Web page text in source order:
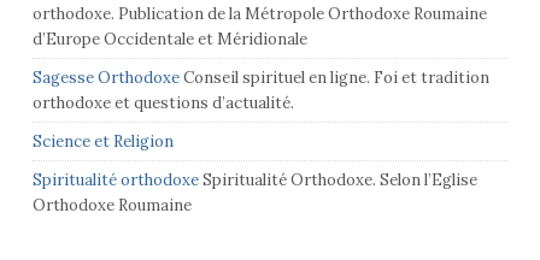
orthodoxe. Publication de la Métropole Orthodoxe Roumaine
d’Europe Occidentale et Méridionale
Sagesse OrthodoxeConseil spirituel en ligne. Foi et tradition
orthodoxe et questions d’actualité.
Science et Religion
Spiritualité orthodoxeSpiritualité Orthodoxe. Selon l’Eglise
Orthodoxe Roumaine